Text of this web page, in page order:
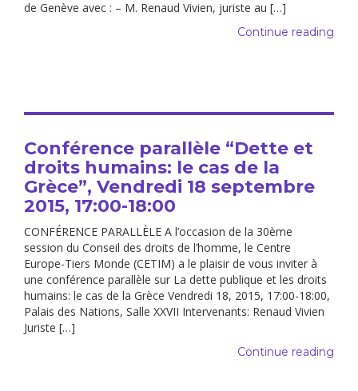
de Genève avec : – M. Renaud Vivien, juriste au […]
Continue reading
Conférence parallèle “Dette et
droits humains: le cas de la
Grèce”, Vendredi 18 septembre
2015, 17:00-18:00
CONFÉRENCE PARALLÈLE A l’occasion de la 30ème
session du Conseil des droits de l’homme, le Centre
Europe-Tiers Monde (CETIM) a le plaisir de vous inviter à
une conférence parallèle sur La dette publique et les droits
humains: le cas de la Grèce Vendredi 18, 2015, 17:00-18:00,
Palais des Nations, Salle XXVII Intervenants: Renaud Vivien
Juriste […]
Continue reading